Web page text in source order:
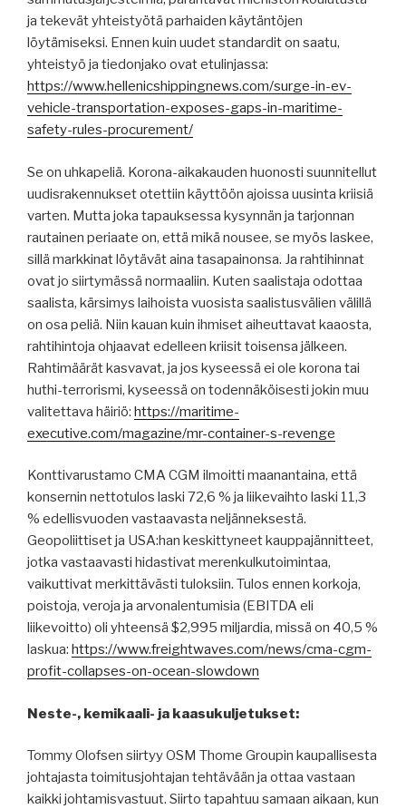
ja tekevät yhteistyötä parhaiden käytäntöjen
löytämiseksi. Ennen kuin uudet standardit on saatu,
yhteistyö ja tiedonjako ovat etulinjassa:
https://www.hellenicshippingnews.com/surge-in-ev-
vehicle-transportation-exposes-gaps-in-maritime-
safety-rules-procurement/
Se on uhkapeliä. Korona-aikakauden huonosti suunnitellut
uudisrakennukset otettiin käyttöön ajoissa uusinta kriisiä
varten. Mutta joka tapauksessa kysynnän ja tarjonnan
rautainen periaate on, että mikä nousee, se myös laskee,
sillä markkinat löytävät aina tasapainonsa. Ja rahtihinnat
ovat jo siirtymässä normaaliin. Kuten saalistaja odottaa
saalista, kärsimys laihoista vuosista saalistusvälien välillä
on osa peliä. Niin kauan kuin ihmiset aiheuttavat kaaosta,
rahtihintoja ohjaavat edelleen kriisit toisensa jälkeen.
Rahtimäärät kasvavat, ja jos kyseessä ei ole korona tai
huthi-terrorismi, kyseessä on todennäköisesti jokin muu
valitettava häiriö: https://maritime-
executive.com/magazine/mr-container-s-revenge
Konttivarustamo CMA CGM ilmoitti maanantaina, että
konsernin nettotulos laski 72,6 % ja liikevaihto laski 11,3
% edellisvuoden vastaavasta neljänneksestä.
Geopoliittiset ja USA:han keskittyneet kauppajännitteet,
jotka vastaavasti hidastivat merenkulkutoimintaa,
vaikuttivat merkittävästi tuloksiin. Tulos ennen korkoja,
poistoja, veroja ja arvonalentumisia (EBITDA eli
liikevoitto) oli yhteensä $2,995 miljardia, missä on 40,5 %
laskua: https://www.freightwaves.com/news/cma-cgm-
profit-collapses-on-ocean-slowdown
Neste-, kemikaali- ja kaasukuljetukset:
Tommy Olofsen siirtyy OSM Thome Groupin kaupallisesta
johtajasta toimitusjohtajan tehtävään ja ottaa vastaan ​​
kaikki johtamisvastuut. Siirto tapahtuu samaan aikaan, kun